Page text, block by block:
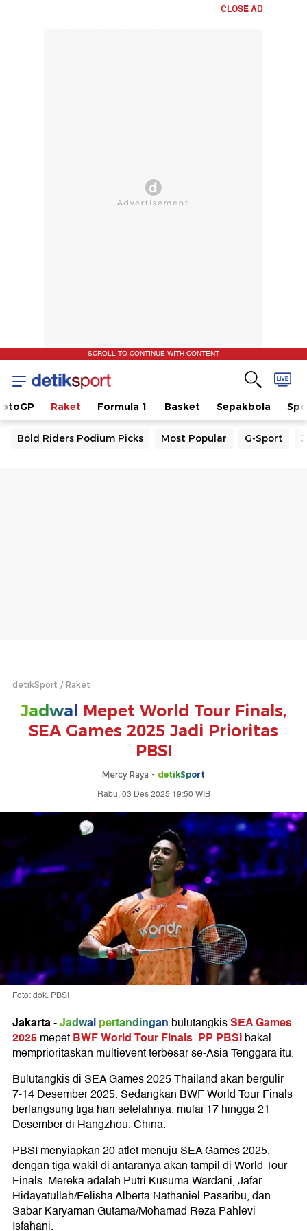
CLOSE AD
SCROLL TO CONTINUE WITH CONTENT
Raket Formula 1 Basket Sepakbola
Bold Riders Podium Picks Most Popular G-Sport
detikSport Raket
Jadwal
Mepet World Tour Finals,
SEA Games 2025 Jadi Prioritas
PBSI
Mercy Raya - detikSport
Rabu, 03 Des 2025 19:50 WIB
Foto: dok. PBSI
Jakarta-Jadwalpertandingan bulutangkisSEA Games
2025mepetBWF World Tour Finals. PP PBSIbakal
memprioritaskan multievent terbesar se-Asia Tenggara itu.
Bulutangkis di SEA Games 2025 Thailand akan bergulir
7-14 Desember 2025. Sedangkan BWF World Tour Finals
berlangsung tiga hari setelahnya, mulai 17 hingga 21
Desember di Hangzhou, China.
PBSI menyiapkan 20 atlet menuju SEA Games 2025,
dengan tiga wakil di antaranya akan tampil di World Tour
Finals. Mereka adalah Putri Kusuma Wardani, Jafar
Hidayatullah/Felisha Alberta Nathaniel Pasaribu, dan
Sabar Karyaman Gutama/Mohamad Reza Pahlevi
Isfahani.